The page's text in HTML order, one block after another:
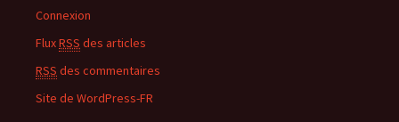
Connexion
FluxRSS des articles
RSS des commentaires
Site de WordPress-FR